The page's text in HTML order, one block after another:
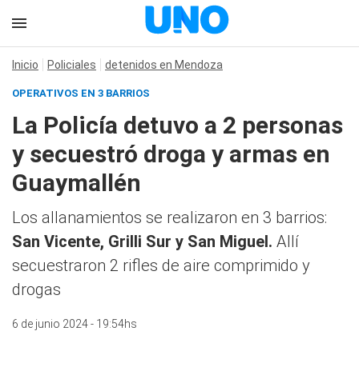
Inicio Policiales detenidos en Mendoza
OPERATIVOS EN 3 BARRIOS
La Policía detuvo a 2 personas
y secuestró droga y armas en
Guaymallén
Los allanamientos se realizaron en 3 barrios:
San Vicente, Grilli Sur y San Miguel. Allí
secuestraron 2 rifles de aire comprimido y
drogas
6 de junio 2024 - 19:54hs